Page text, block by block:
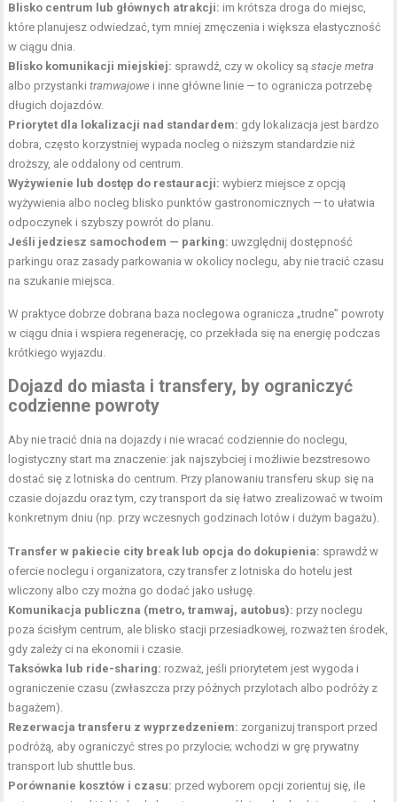
Blisko centrum lub głównych atrakcji: im krótsza droga do miejsc,
które planujesz odwiedzać, tym mniej zmęczenia i większa elastyczność
w ciągu dnia.
Blisko komunikacji miejskiej: sprawdź, czy w okolicy sąstacje metra
albo przystankitramwajowe i inne główne linie — to ogranicza potrzebę
długich dojazdów.
Priorytet dla lokalizacji nad standardem: gdy lokalizacja jest bardzo
dobra, często korzystniej wypada nocleg o niższym standardzie niż
droższy, ale oddalony od centrum.
Wyżywienie lub dostęp do restauracji: wybierz miejsce z opcją
wyżywienia albo nocleg blisko punktów gastronomicznych — to ułatwia
odpoczynek i szybszy powrót do planu.
Jeśli jedziesz samochodem — parking: uwzględnij dostępność
parkingu oraz zasady parkowania w okolicy noclegu, aby nie tracić czasu
na szukanie miejsca.
W praktyce dobrze dobrana baza noclegowa ogranicza „trudne” powroty
w ciągu dnia i wspiera regenerację, co przekłada się na energię podczas
krótkiego wyjazdu.
Dojazd do miasta i transfery, by ograniczyć
codzienne powroty
Aby nie tracić dnia na dojazdy i nie wracać codziennie do noclegu,
logistyczny start ma znaczenie: jak najszybciej i możliwie bezstresowo
dostać się z lotniska do centrum. Przy planowaniu transferu skup się na
czasie dojazdu oraz tym, czy transport da się łatwo zrealizować w twoim
konkretnym dniu (np. przy wczesnych godzinach lotów i dużym bagażu).
Transfer w pakiecie city break lub opcja do dokupienia: sprawdź w
ofercie noclegu i organizatora, czy transfer z lotniska do hotelu jest
wliczony albo czy można go dodać jako usługę.
Komunikacja publiczna (metro, tramwaj, autobus): przy noclegu
poza ścisłym centrum, ale blisko stacji przesiadkowej, rozważ ten środek,
gdy zależy ci na ekonomii i czasie.
Taksówka lub ride-sharing: rozważ, jeśli priorytetem jest wygoda i
ograniczenie czasu (zwłaszcza przy późnych przylotach albo podróży z
bagażem).
Rezerwacja transferu z wyprzedzeniem: zorganizuj transport przed
podróżą, aby ograniczyć stres po przylocie; wchodzi w grę prywatny
transport lub shuttle bus.
Porównanie kosztów i czasu: przed wyborem opcji zorientuj się, ile